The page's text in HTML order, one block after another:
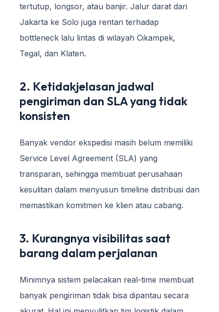
tertutup, longsor, atau banjir. Jalur darat dari
Jakarta ke Solo juga rentan terhadap
bottleneck lalu lintas di wilayah Cikampek,
Tegal, dan Klaten.
2. Ketidakjelasan jadwal
pengiriman dan SLA yang tidak
konsisten
Banyak vendor ekspedisi masih belum memiliki
Service Level Agreement (SLA) yang
transparan, sehingga membuat perusahaan
kesulitan dalam menyusun timeline distribusi dan
memastikan komitmen ke klien atau cabang.
3. Kurangnya visibilitas saat
barang dalam perjalanan
Minimnya sistem pelacakan real-time membuat
banyak pengiriman tidak bisa dipantau secara